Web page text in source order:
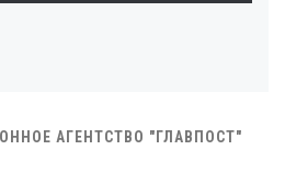
АГЕНТСТВО "ГЛАВПОСТ"